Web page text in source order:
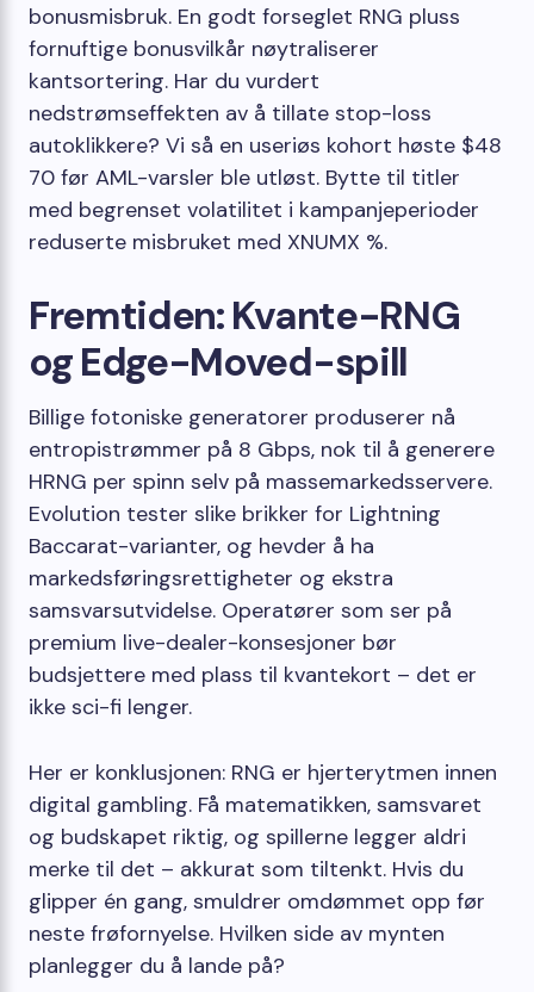
bonusmisbruk. En godt forseglet RNG pluss
fornuftige bonusvilkår nøytraliserer
kantsortering. Har du vurdert
nedstrømseffekten av å tillate stop-loss
autoklikkere? Vi så en useriøs kohort høste $48
70 før AML-varsler ble utløst. Bytte til titler
med begrenset volatilitet i kampanjeperioder
reduserte misbruket med XNUMX %.
Fremtiden: Kvante-RNG
og Edge-Moved-spill
Billige fotoniske generatorer produserer nå
entropistrømmer på 8 Gbps, nok til å generere
HRNG per spinn selv på massemarkedsservere.
Evolution tester slike brikker for Lightning
Baccarat-varianter, og hevder å ha
markedsføringsrettigheter og ekstra
samsvarsutvidelse. Operatører som ser på
premium live-dealer-konsesjoner bør
budsjettere med plass til kvantekort – det er
ikke sci-fi lenger.
Her er konklusjonen: RNG er hjerterytmen innen
digital gambling. Få matematikken, samsvaret
og budskapet riktig, og spillerne legger aldri
merke til det – akkurat som tiltenkt. Hvis du
glipper én gang, smuldrer omdømmet opp før
neste frøfornyelse. Hvilken side av mynten
planlegger du å lande på?